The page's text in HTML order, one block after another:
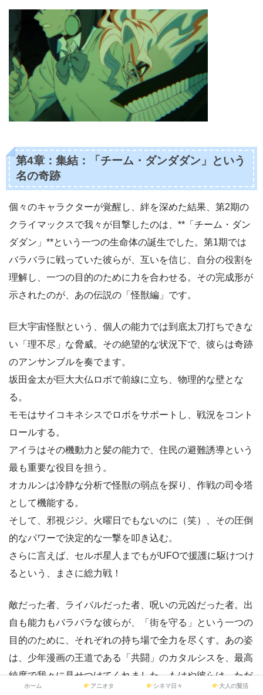
第4章：集結：「チーム・ダンダダン」という
名の奇跡
個々のキャラクターが覚醒し、絆を深めた結果、第2期の
クライマックスで我々が目撃したのは、**「チーム・ダン
ダダン」**という一つの生命体の誕生でした。第1期では
バラバラに戦っていた彼らが、互いを信じ、自分の役割を
理解し、一つの目的のために力を合わせる。その完成形が
示されたのが、あの伝説の「怪獣編」です。
巨大宇宙怪獣という、個人の能力では到底太刀打ちできな
い「理不尽」な脅威。その絶望的な状況下で、彼らは奇跡
のアンサンブルを奏でます。
坂田金太が巨大大仏ロボで前線に立ち、物理的な壁とな
る。
モモはサイコキネシスでロボをサポートし、戦況をコント
ロールする。
アイラはその機動力と髪の能力で、住民の避難誘導という
最も重要な役目を担う。
オカルンは冷静な分析で怪獣の弱点を探り、作戦の司令塔
として機能する。
そして、邪視ジジ。火曜日でもないのに（笑）、その圧倒
的なパワーで決定的な一撃を叩き込む。
さらに言えば、セルポ星人までもがUFOで援護に駆けつけ
るという、まさに総力戦！
敵だった者、ライバルだった者、呪いの元凶だった者。出
自も能力もバラバラな彼らが、「街を守る」という一つの
目的のために、それぞれの持ち場で全力を尽くす。あの姿
は、少年漫画の王道である「共闘」のカタルシスを、最高
純度で我々に見せつけてくれました。もはや彼らは、ただ
ホーム アニオタ シネマ日々 大人の賢活